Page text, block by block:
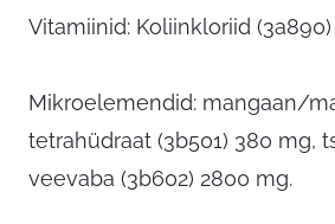
Vitamiinid: Koliinkloriid
Mikroelemendid: mangaan/
tetrahüdraat (3b501) 380 mg,
veevaba (3b602) 2800 mg.